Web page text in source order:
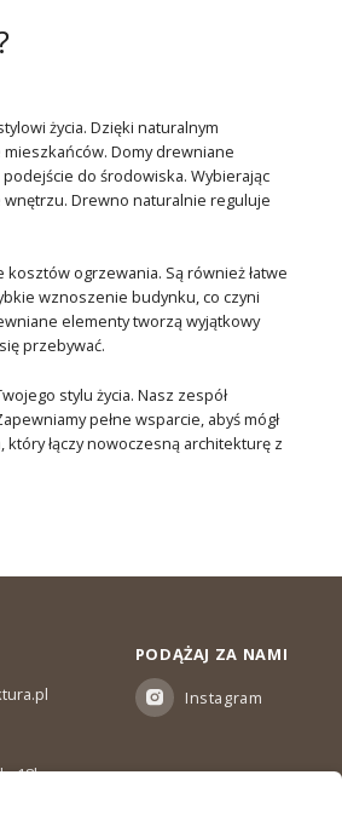
życia. Dzięki naturalnym
Domy drewniane
do środowiska. Wybierając
Drewno naturalnie reguluje
ogrzewania. Są również łatwe
wznoszenie budynku, co czyni
elementy tworzą wyjątkowy
przebywać.
stylu życia. Nasz zespół
pełne wsparcie, abyś mógł
łączy nowoczesną architekturę z
18h
PODĄŻAJ ZA NAMI
Instagram